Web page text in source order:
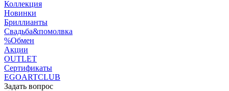
Коллекция
Новинки
Бриллианты
Свадьба&помолвка
%Обмен
Акции
OUTLET
Сертификаты
EGOARTCLUB
Задать вопрос